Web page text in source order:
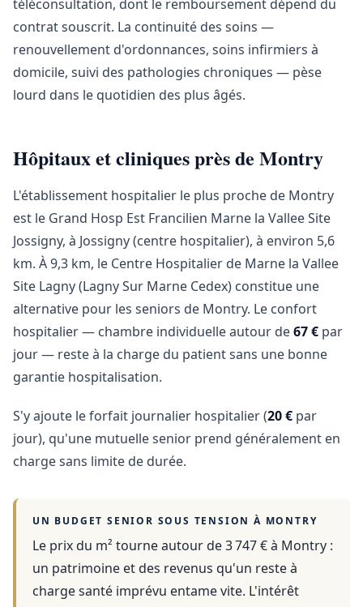
téléconsultation, dont le remboursement dépend du
contrat souscrit. La continuité des soins —
renouvellement d'ordonnances, soins infirmiers à
domicile, suivi des pathologies chroniques — pèse
lourd dans le quotidien des plus âgés.
Hôpitaux et cliniques près de Montry
L'établissement hospitalier le plus proche de Montry
est le Grand Hosp Est Francilien Marne la Vallee Site
Jossigny, à Jossigny (centre hospitalier), à environ 5,6
km. À 9,3 km, le Centre Hospitalier de Marne la Vallee
Site Lagny (Lagny Sur Marne Cedex) constitue une
alternative pour les seniors de Montry. Le confort
hospitalier — chambre individuelle autour de67 € par
jour — reste à la charge du patient sans une bonne
garantie hospitalisation.
S'y ajoute le forfait journalier hospitalier (20 € par
jour), qu'une mutuelle senior prend généralement en
charge sans limite de durée.
UN BUDGET SENIOR SOUS TENSION À MONTRY
Le prix du m² tourne autour de 3 747 €à Montry :
un patrimoine et des revenus qu'un reste à
charge santé imprévu entame vite. L'intérêt